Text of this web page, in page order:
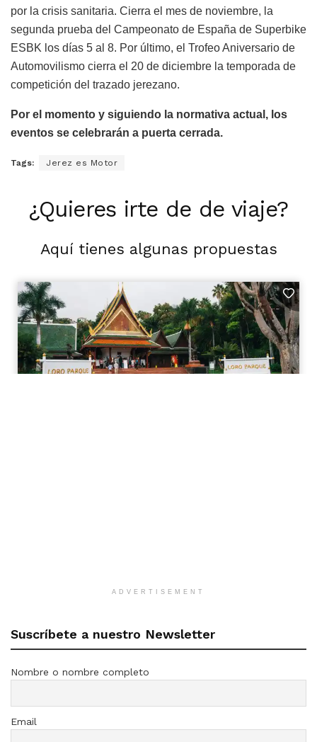
por la crisis sanitaria. Cierra el mes de noviembre, la
segunda prueba del Campeonato de España de Superbike
ESBK los días 5 al 8. Por último, el Trofeo Aniversario de
Automovilismo cierra el 20 de diciembre la temporada de
competición del trazado jerezano.
Por el momento y siguiendo la normativa actual, los
eventos se celebrarán a puerta cerrada.
Tags: Jerez es Motor
¿Quieres irte de de viaje?
Aquí tienes algunas propuestas
ADVERTISEMENT
Suscríbete a nuestro Newsletter
Nombre o nombre completo
Email